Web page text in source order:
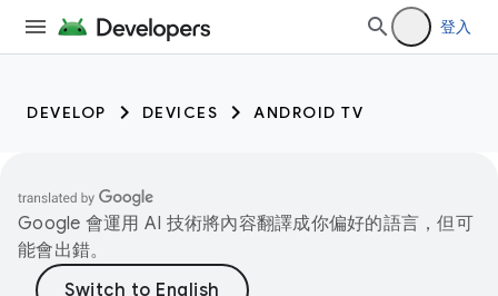
登入
DEVELOP DEVICES ANDROID TV
Google 會運用 AI 技術將內容翻譯成你偏好的語言，但可
能會出錯。